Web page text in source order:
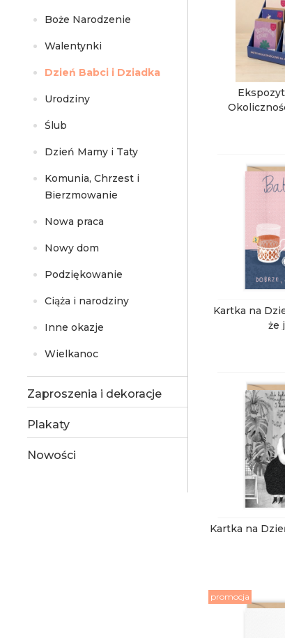
Boże Narodzenie
Walentynki
Dzień Babci i Dziadka
Urodziny
Ślub
Dzień Mamy i Taty
Komunia, Chrzest i
Bierzmowanie
Nowa praca
Nowy dom
Podziękowanie
Ciąża i narodziny
Inne okazje
Wielkanoc
Zaproszenia i dekoracje
Plakaty
Nowości
Kartka na
że
Kartka na
promocja